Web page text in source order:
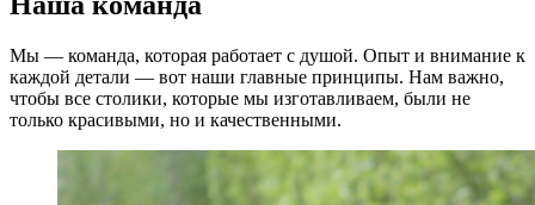
Мы — команда, которая работает с душой. Опыт и внимание к
каждой детали — вот наши главные принципы. Нам важно,
чтобы все столики, которые мы изготавливаем, были не
только красивыми, но и качественными.